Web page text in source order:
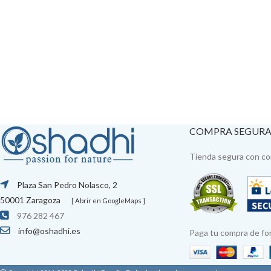
Plaza San Pedro Nolasco, 2
50001 Zaragoza
[ Abrir en GoogleMaps ]
976 282 467
info@oshadhi.es
COMPRA SEGURA
Tienda segura con
Paga tu compra de